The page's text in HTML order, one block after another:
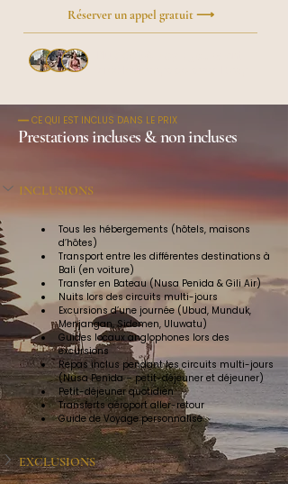
Réserver un appel gratuit ⟶
━━ CE QUI EST INCLUS DANS LE PRIX
Prestations incluses & non incluses
INCLUSIONS
Tous les hébergements (hôtels, maisons
d’hôtes)
Transport entre les différentes destinations à
Bali (en voiture)
Transfer en Bateau (Nusa Penida & Gili Air)
Nuits lors des circuits multi-jours
Excursions d’une journée (Ubud, Munduk,
Menjangan, Sidemen, Uluwatu)
Guides locaux anglophones lors des
excursions
Repas inclus pendant les circuits multi-jours
(Nusa Penida – petit-déjeuner et déjeuner)
Petit-déjeuner quotidien
Transferts aéroport aller-retour
Guide de Voyage personnalisé
EXCLUSIONS